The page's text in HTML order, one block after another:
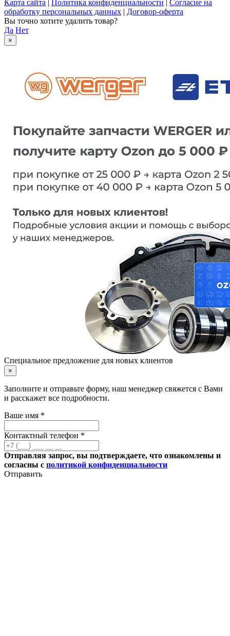
Карта сайта Политика конфиденциальности
Согласие на
обработку персональных данных | Договор-оферта
Вы точно хотите удалить товар?
Да Нет
×
Специальное предложение для новых клиентов
×
Заполните и отправьте форму, наш менеджер свяжется с Вами
и расскажет все подробности.
Ваше имя *
Контактный телефон *
Отправляя запрос, вы подтверждаете, что ознакомлены и
согласны с политикой конфиденциальности
Отправить